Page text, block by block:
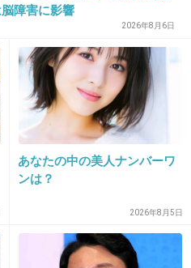
+175
しょ。
障害に影響
2026年8月6日
あなたの中の美人ナンバーワ
ンは？
2026年8月5日